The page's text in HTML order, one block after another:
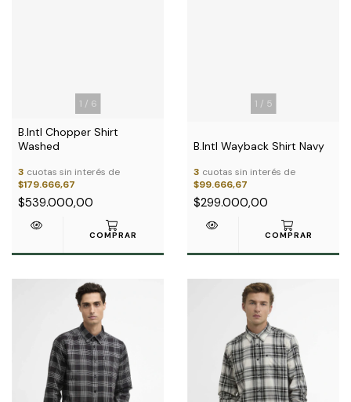
1 / 6
B.Intl Chopper Shirt
Washed
3 cuotas sin interés de
$179.666,67
$539.000,00
COMPRAR
1 / 5
B.Intl Wayback Shirt Navy
3 cuotas sin interés de
$99.666,67
$299.000,00
COMPRAR